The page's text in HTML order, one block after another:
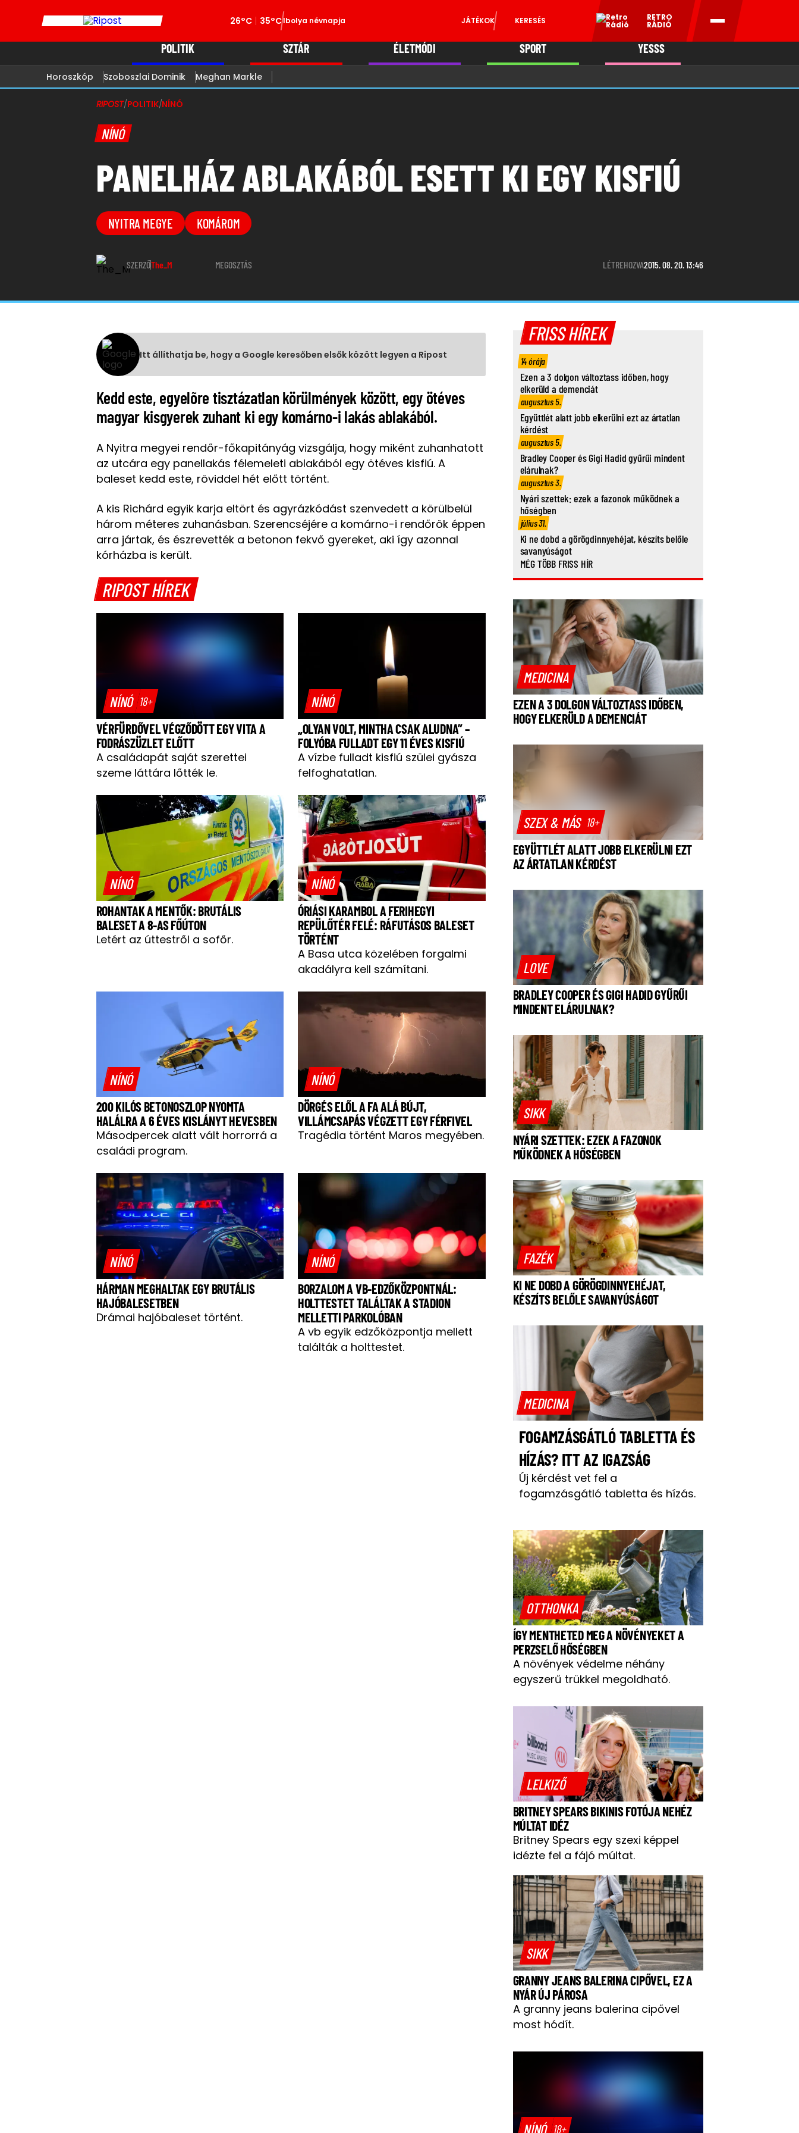
26°C 35°CIbolya névnapja JÁTÉKOK KERESÉS RETRO
RÁDIÓ
POLITIK SZTÁR ÉLETMÓDI SPORT YESSS
Horoszkóp Szoboszlai Dominik Meghan Markle
RIPOST/POLITIK/NÍNÓ
NÍNÓ
PANELHÁZ ABLAKÁBÓL ESETT KI EGY KISFIÚ
NYITRA MEGYE KOMÁROM
SZERZŐThe_M MEGOSZTÁS LÉTREHOZVA2015. 08. 20. 13:46
Itt állíthatja be, hogy a Google keresőben elsők között legyen a Ripost
Kedd este, egyelõre tisztázatlan körülmények között, egy ötéves
magyar kisgyerek zuhant ki egy komárno-i lakás ablakából.
A Nyitra megyei rendőr-főkapitányág vizsgálja, hogy miként zuhanhatott
az utcára egy panellakás félemeleti ablakából egy ötéves kisfiú. A
baleset kedd este, röviddel hét előtt történt.
A kis Richárd egyik karja eltört és agyrázkódást szenvedett a körülbelül
három méteres zuhanásban. Szerencséjére a komárno-i rendőrök éppen
arra jártak, és észrevették a betonon fekvő gyereket, aki így azonnal
kórházba is került.
RIPOST HÍREK
NÍNÓ 18+
VÉRFÜRDŐVEL VÉGZŐDÖTT EGY VITA A
FODRÁSZÜZLET ELŐTT
A családapát saját szerettei
szeme láttára lőtték le.
NÍNÓ
„OLYAN VOLT, MINTHA CSAK ALUDNA” –
FOLYÓBA FULLADT EGY 11 ÉVES KISFIÚ
A vízbe fulladt kisfiú szülei gyásza
felfoghatatlan.
NÍNÓ
ROHANTAK A MENTŐK: BRUTÁLIS
BALESET A 8-AS FŐÚTON
Letért az úttestről a sofőr.
NÍNÓ
ÓRIÁSI KARAMBOL A FERIHEGYI
REPÜLŐTÉR FELÉ: RÁFUTÁSOS BALESET
TÖRTÉNT
A Basa utca közelében forgalmi
akadályra kell számítani.
NÍNÓ
200 KILÓS BETONOSZLOP NYOMTA
HALÁLRA A 6 ÉVES KISLÁNYT HEVESBEN
Másodpercek alatt vált horrorrá a
családi program.
NÍNÓ
DÖRGÉS ELŐL A FA ALÁ BÚJT,
VILLÁMCSAPÁS VÉGZETT EGY FÉRFIVEL
Tragédia történt Maros megyében.
NÍNÓ
HÁRMAN MEGHALTAK EGY BRUTÁLIS
HAJÓBALESETBEN
Drámai hajóbaleset történt.
NÍNÓ
BORZALOM A VB-EDZŐKÖZPONTNÁL:
HOLTTESTET TALÁLTAK A STADION
MELLETTI PARKOLÓBAN
A vb egyik edzőközpontja mellett
találták a holttestet.
FRISS HÍREK
14 órája
Ezen a 3 dolgon változtass időben, hogy
elkerüld a demenciát
augusztus 5.
Együttlét alatt jobb elkerülni ezt az ártatlan
kérdést
augusztus 5.
Bradley Cooper és Gigi Hadid gyűrűi mindent
elárulnak?
augusztus 3.
Nyári szettek: ezek a fazonok működnek a
hőségben
július 31.
Ki ne dobd a görögdinnyehéjat, készíts belőle
savanyúságot
MÉG TÖBB FRISS HÍR
MEDICINA
EZEN A 3 DOLGON VÁLTOZTASS IDŐBEN,
HOGY ELKERÜLD A DEMENCIÁT
SZEX & MÁS 18+
EGYÜTTLÉT ALATT JOBB ELKERÜLNI EZT
AZ ÁRTATLAN KÉRDÉST
LOVE
BRADLEY COOPER ÉS GIGI HADID GYŰRŰI
MINDENT ELÁRULNAK?
SIKK
NYÁRI SZETTEK: EZEK A FAZONOK
MŰKÖDNEK A HŐSÉGBEN
FAZÉK
KI NE DOBD A GÖRÖGDINNYEHÉJAT,
KÉSZÍTS BELŐLE SAVANYÚSÁGOT
MEDICINA
FOGAMZÁSGÁTLÓ TABLETTA ÉS
HÍZÁS? ITT AZ IGAZSÁG
Új kérdést vet fel a
fogamzásgátló tabletta és hízás.
OTTHONKA
ÍGY MENTHETED MEG A NÖVÉNYEKET A
PERZSELŐ HŐSÉGBEN
A növények védelme néhány
egyszerű trükkel megoldható.
LELKIZŐ
BRITNEY SPEARS BIKINIS FOTÓJA NEHÉZ
MÚLTAT IDÉZ
Britney Spears egy szexi képpel
idézte fel a fájó múltat.
SIKK
GRANNY JEANS BALERINA CIPŐVEL, EZ A
NYÁR ÚJ PÁROSA
A granny jeans balerina cipővel
most hódít.
NÍNÓ 18+